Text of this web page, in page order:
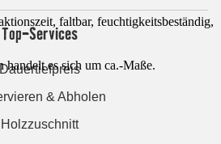
faltbar, feuchtigkeitsbeständig,
es sich um ca.-Maße.
Top-Services
& Abholen
Holzzuschnitt